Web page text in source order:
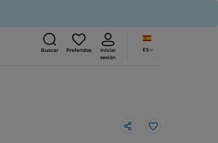
Buscar Preferidos
Iniciar
sesión
ES
Me gusta